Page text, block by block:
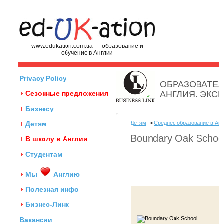
www.edukation.com.ua — образование и
обучение в Англии
Privacy Policy
Сезонные предложения
Бизнесу
Детям
В школу в Англии
Студентам
Мы
Англию
Полезная инфо
Бизнес-Линк
Вакансии
АНГЛИЯ.
Детям -> Среднее образование в
Boundary Oak